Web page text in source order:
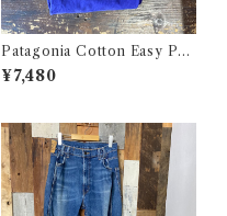
Patagonia Cotton Easy Pan
ts / パタゴニア コットン イー
ジー パンツ 古着
¥7,480